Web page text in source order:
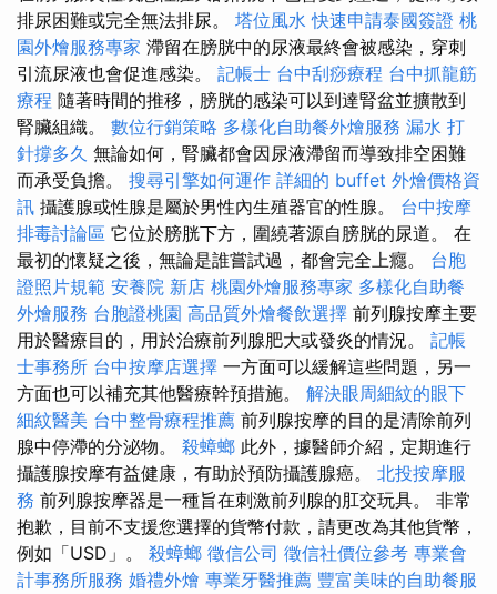
排尿困難或完全無法排尿。 塔位風水 快速申請泰國簽證 桃
園外燴服務專家 滯留在膀胱中的尿液最終會被感染，穿刺
引流尿液也會促進感染。 記帳士 台中刮痧療程 台中抓龍筋
療程 隨著時間的推移，膀胱的感染可以到達腎盆並擴散到
腎臟組織。 數位行銷策略 多樣化自助餐外燴服務 漏水 打
針撐多久 無論如何，腎臟都會因尿液滯留而導致排空困難
而承受負擔。 搜尋引擎如何運作 詳細的 buffet 外燴價格資
訊 攝護腺或性腺是屬於男性內生殖器官的性腺。 台中按摩
排毒討論區 它位於膀胱下方，圍繞著源自膀胱的尿道。 在
最初的懷疑之後，無論是誰嘗試過，都會完全上癮。 台胞
證照片規範 安養院 新店 桃園外燴服務專家 多樣化自助餐
外燴服務 台胞證桃園 高品質外燴餐飲選擇 前列腺按摩主要
用於醫療目的，用於治療前列腺肥大或發炎的情況。 記帳
士事務所 台中按摩店選擇 一方面可以緩解這些問題，另一
方面也可以補充其他醫療幹預措施。 解決眼周細紋的眼下
細紋醫美 台中整骨療程推薦 前列腺按摩的目的是清除前列
腺中停滯的分泌物。 殺蟑螂 此外，據醫師介紹，定期進行
攝護腺按摩有益健康，有助於預防攝護腺癌。 北投按摩服
務 前列腺按摩器是一種旨在刺激前列腺的肛交玩具。 非常
抱歉，目前不支援您選擇的貨幣付款，請更改為其他貨幣，
例如「USD」。 殺蟑螂 徵信公司 徵信社價位參考 專業會
計事務所服務 婚禮外燴 專業牙醫推薦 豐富美味的自助餐服